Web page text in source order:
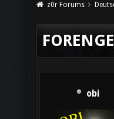
z0r Forums
obi